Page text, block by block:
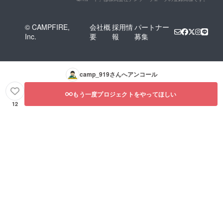
© CAMPFIRE,
Inc.
会社概
要
採用情
報
パートナー
募集
camp_919さんへアンコール
12
もう一度プロジェクトをやってほしい